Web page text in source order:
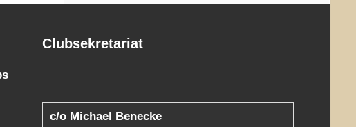
Clubsekretariat
c/o Michael Benecke